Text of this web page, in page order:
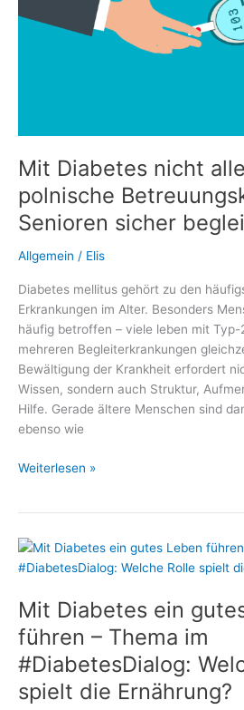
Mit Diabetes nicht
polnische
Senioren sicher
Allgemein / Elis
Diabetes mellitus gehört zu den
Erkrankungen im Alter. Besonders
häufig betroffen – viele leben mit
mehreren Begleiterkrankungen
Bewältigung der Krankheit erfordert
Wissen, sondern auch Struktur,
Hilfe. Gerade ältere Menschen sind
ebenso wie
Mit
Wie
polnische
Senioren
sicher
begleiten
Weiterlesen »
Mit Diabetes ein
führen – Thema im
#DiabetesDialog:
spielt die Ernährung?